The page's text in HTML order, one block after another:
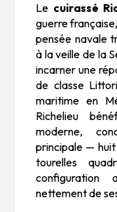
Le cuirassé
guerre
pensée navale
à la veille de la
incarner une
de classe
maritime en
Richelieu
moderne,
principale —
tourelles
configuration
nettement de